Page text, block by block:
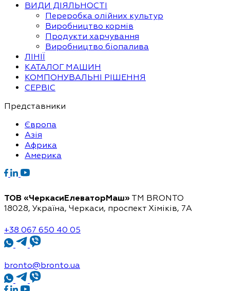
ВИДИ ДІЯЛЬНОСТІ
Переробка олійних культур
Виробництво кормів
Продукти харчування
Виробництво біопалива
ЛІНІЇ
КАТАЛОГ МАШИН
КОМПОНУВАЛЬНІ РІШЕННЯ
СЕРВІС
Представники
Європа
Азія
Африка
Америка
ТОВ «ЧеркасиЕлеваторМаш» ТМ BRONTO
18028, Україна, Черкаси, проспект Хіміків, 7А
+38 067 650 40 05
bronto@bronto.ua